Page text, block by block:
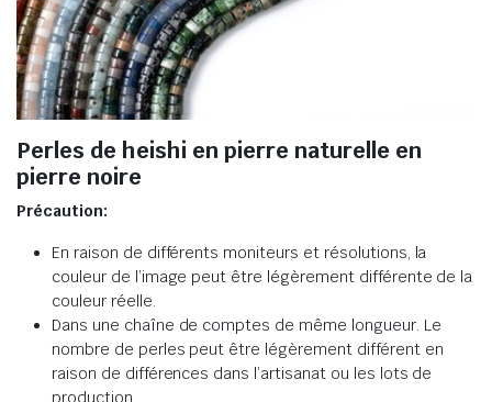
Perles de heishi en pierre naturelle en
pierre noire
Précaution:
En raison de différents moniteurs et résolutions, la
couleur de l’image peut être légèrement différente de la
couleur réelle.
Dans une chaîne de comptes de même longueur. Le
nombre de perles peut être légèrement différent en
raison de différences dans l’artisanat ou les lots de
production.